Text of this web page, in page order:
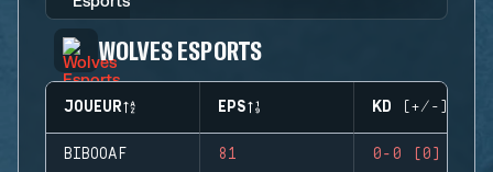
WOLVES ESPORTS
JOUEUR EPS KD (+/-)
BIBOOAF 81 0-0 (0)